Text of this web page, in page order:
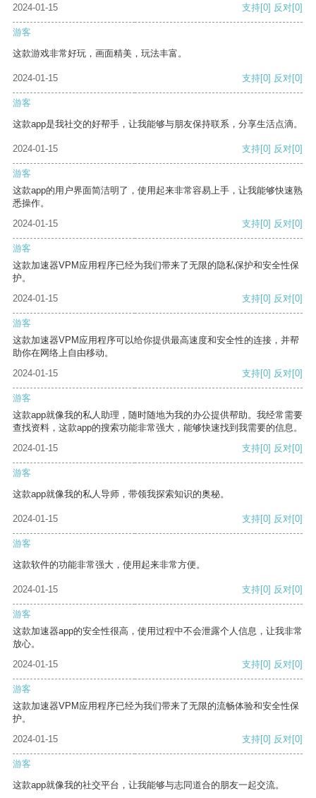
2024-01-15 支持[0] 反对[0]
游客
这款游戏非常好玩，画面精美，玩法丰富。
2024-01-15 支持[0] 反对[0]
游客
这款app是我社交的好帮手，让我能够与朋友保持联系，分享生活点滴。
2024-01-15 支持[0] 反对[0]
游客
这款app的用户界面简洁明了，使用起来非常容易上手，让我能够快速熟
悉操作。
2024-01-15
支持[0] 反对[0]
游客
这款加速器VPM应用程序已经为我们带来了无限的隐私保护和安全性保
护。
2024-01-15
支持[0] 反对[0]
游客
这款加速器VPM应用程序可以给你提供最高速度和安全性的连接，并帮
助你在网络上自由移动。
2024-01-15
支持[0] 反对[0]
游客
这款app就像我的私人助理，随时随地为我的办公提供帮助。我经常需要
查找资料，这款app的搜索功能非常强大，能够快速找到我需要的信息。
2024-01-15
支持[0] 反对[0]
游客
这款app就像我的私人导师，带领我探索知识的奥秘。
2024-01-15 支持[0] 反对[0]
游客
这款软件的功能非常强大，使用起来非常方便。
2024-01-15 支持[0] 反对[0]
游客
这款加速器app的安全性很高，使用过程中不会泄露个人信息，让我非常
放心。
2024-01-15
支持[0] 反对[0]
游客
这款加速器VPM应用程序已经为我们带来了无限的流畅体验和安全性保
护。
2024-01-15
支持[0] 反对[0]
游客
这款app就像我的社交平台，让我能够与志同道合的朋友一起交流。